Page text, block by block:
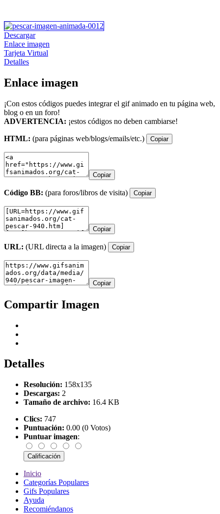
Descargar
Enlace imagen
Tarjeta Virtual
Detalles
Enlace imagen
¡Con estos códigos puedes integrar el gif animado en tu página web,
blog o en un foro!
ADVERTENCIA: ¡estos códigos no deben cambiarse!
HTML: (para páginas web/blogs/emails/etc.) Copiar
Copiar
Código BB: (para foros/libros de visita) Copiar
Copiar
URL: (URL directa a la imagen) Copiar
Copiar
Compartir Imagen
Detalles
Resolución: 158x135
Descargas: 2
Tamaño de archivo: 16.4 KB
Clics: 747
Puntuación: 0.00 (0 Votos)
Puntuar imagen:
Inicio
Categorías Populares
Gifs Populares
Ayuda
Recomiéndanos